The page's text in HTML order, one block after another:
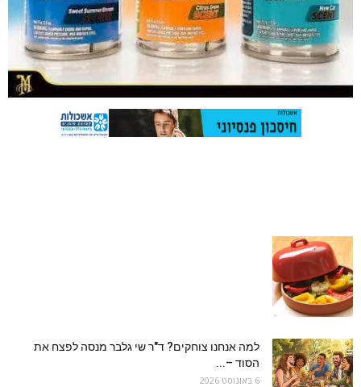
למה אנחנו צוחקים? ד"ר שי גלבר מנסה לפצח את
הסוד –...
6 באוגוסט 2026